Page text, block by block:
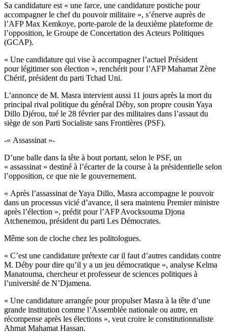
Sa candidature est « une farce, une candidature postiche pour
accompagner le chef du pouvoir militaire », s’énerve auprès de
l’AFP Max Kemkoye, porte-parole de la deuxième plateforme de
l’opposition, le Groupe de Concertation des Acteurs Politiques
(GCAP).
« Une candidature qui vise à accompagner l’actuel Président
pour légitimer son élection », renchérit pour l’AFP Mahamat Zène
Chérif, président du parti Tchad Uni.
L’annonce de M. Masra intervient aussi 11 jours après la mort du
principal rival politique du général Déby, son propre cousin Yaya
Dillo Djérou, tué le 28 février par des militaires dans l’assaut du
siège de son Parti Socialiste sans Frontières (PSF).
-« Assassinat »-
D’une balle dans la tête à bout portant, selon le PSF, un
« assassinat » destiné à l’écarter de la course à la présidentielle selon
l’opposition, ce que nie le gouvernement.
« Après l’assassinat de Yaya Dillo, Masra accompagne le pouvoir
dans un processus vicié d’avance, il sera maintenu Premier ministre
après l’élection », prédit pour l’AFP Avocksouma Djona
Atchenemou, président du parti Les Démocrates.
Même son de cloche chez les politologues.
« C’est une candidature prétexte car il faut d’autres candidats contre
M. Déby pour dire qu’il y a un jeu démocratique », analyse Kelma
Manatouma, chercheur et professeur de sciences politiques à
l’université de N’Djamena.
« Une candidature arrangée pour propulser Masra à la tête d’une
grande institution comme l’Assemblée nationale ou autre, en
récompense après les élections », veut croire le constitutionnaliste
Ahmat Mahamat Hassan.